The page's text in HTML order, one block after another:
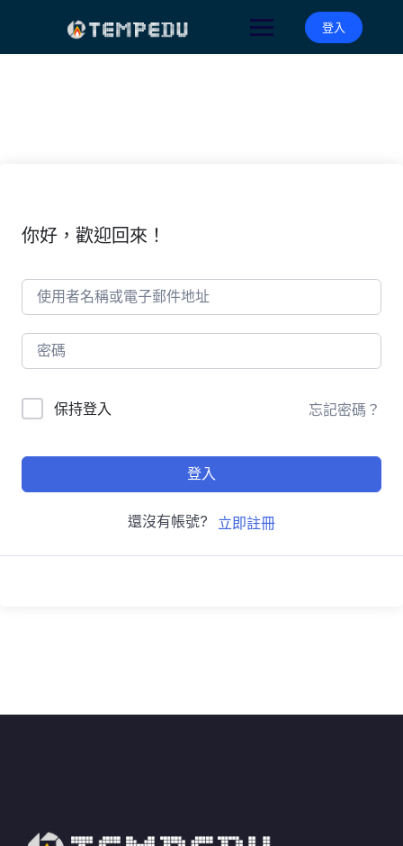
登入
你好，歡迎回來！
保持登入 忘記密碼？
登入
還沒有帳號? 立即註冊